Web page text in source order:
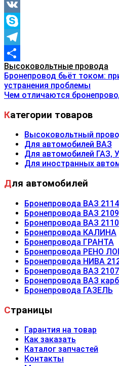
Odnoklassniki
VK
Skype
Telegram
Отправить
Высоковольтные провода
Навигация
по
записям
Бронепровод бьёт током:
устранения проблемы
Чем отличаются
Категории товаров
Высоковольтный
Для автомобилей ВАЗ
Для автомобилей ГАЗ,
Для иностранных
Для автомобилей
Бронепровода ВАЗ 2114
Бронепровода ВАЗ 2109
Бронепровода ВАЗ 2110
Бронепровода КАЛИНА
Бронепровода ГРАНТА
Бронепровода РЕНО
Бронепровода НИВА
Бронепровода ВАЗ
Бронепровода ВАЗ
Бронепровода ГАЗЕЛЬ
Страницы
Гарантия на товар
Как заказать
Каталог запчастей
Контакты